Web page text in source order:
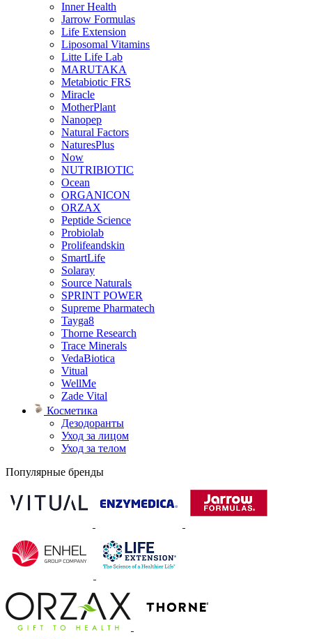
Inner Health
Jarrow Formulas
Life Extension
Liposomal Vitamins
Litte Life Lab
MARUTAKA
Metabiotic FRS
Miracle
MotherPlant
Nanopep
Natural Factors
NaturesPlus
Now
NUTRIBIOTIC
Ocean
ORGANICON
ORZAX
Peptide Science
Probiolab
Prolifeandskin
SmartLife
Solaray
Source Naturals
SPRINT POWER
Supreme Pharmatech
Tayga8
Thorne Research
Trace Minerals
VedaBiotica
Vitual
WellMe
Zade Vital
Косметика
Дезодоранты
Уход за лицом
Уход за телом
Популярные бренды